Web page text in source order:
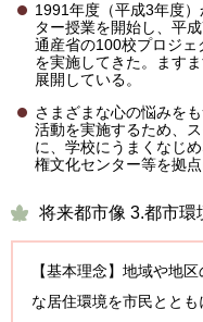
1991年度（平成3年度
ター授業を開始し、平
通産省の100校プロジ
を実施してきた。ます
展開している。
さまざまな心の悩みを
活動を実施するため、
に、学校にうまくなじ
権文化センター等を拠
将来都市像 3.都市環
【基本理念】地域や地
な居住環境を市民とと